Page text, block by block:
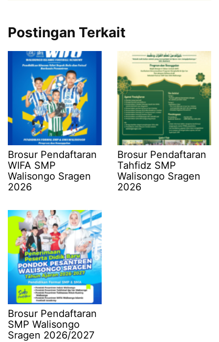
Postingan Terkait
Brosur Pendaftaran
WIFA SMP
Walisongo Sragen
2026
Brosur Pendaftaran
Tahfidz SMP
Walisongo Sragen
2026
Brosur Pendaftaran
SMP Walisongo
Sragen 2026/2027